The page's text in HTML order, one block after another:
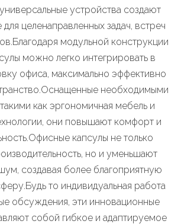
устройства создают
целенаправленных задач, встреч
модульной конструкции
можно легко интегрировать в
офиса, максимально эффективно
необходимыми
как эргономичная мебель и
они повышают комфорт и
капсулы не только
но и уменьшают
создавая более благоприятную
то индивидуальная работа
обсуждения, эти инновационные
собой гибкое и адаптируемое